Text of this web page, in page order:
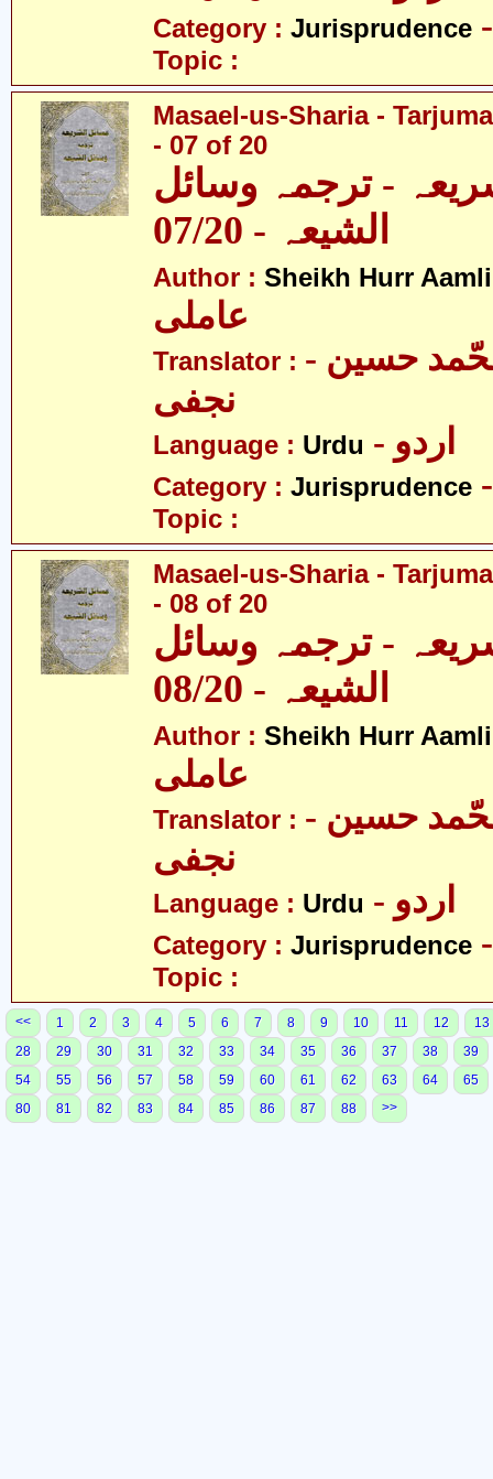
Category : Jurisprudence
Topic :
Masael-us-Sharia -
- 07 of 20
- ترجمہ وسائل
الشیعہ - 07/20
Author : Sheikh Hurr Aamli
عاملی
Translator : - آیت اللہ محّمد حسین
نجفی
Language : Urdu - اردو
Category : Jurisprudence
Topic :
Masael-us-Sharia -
- 08 of 20
- ترجمہ وسائل
الشیعہ - 08/20
Author : Sheikh Hurr Aamli
عاملی
Translator : - آیت اللہ محّمد حسین
نجفی
Language : Urdu - اردو
Category : Jurisprudence
Topic :
<< 1 2 3 4 5 6 7 8 9 10 11 12
13
28
29 30 31 32 33 34 35 36 37 38
39
54
55 56 57 58 59 60 61 62 63 64
65
80
81 82 83 84 85 86 87 88 >>